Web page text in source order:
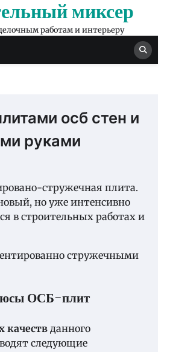
миксер
работам и интерьеру
осб стен и
руками
стружечная плита.
но уже интенсивно
в строительных работах и
стружечными
ОСБ-плит
качеств данного
следующие